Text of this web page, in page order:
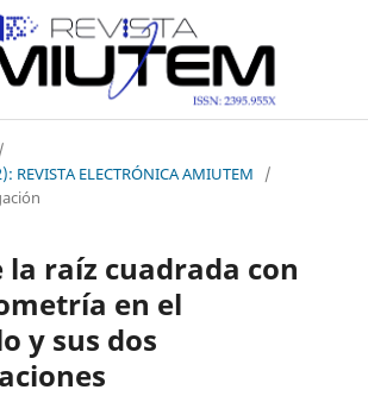
/
REVISTA ELECTRÓNICA AMIUTEM
/
la raíz cuadrada con
en el
y sus dos